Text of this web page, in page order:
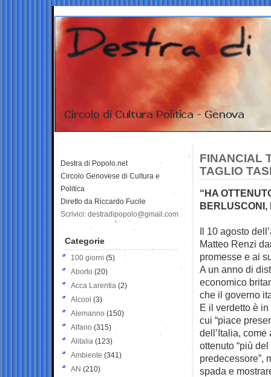
FINANCIAL
TAGLIO
“HA
BERLUSCONI,
Il 10 agosto
Matteo Renzi
promesse e ai
A un anno di
economico
che il governo
E il verdetto è
cui “piace
dell’Italia,
ottenuto “più
predecessore”,
spada e
Destra di Popolo.net
Circolo Genovese di Cultura e
Politica
Diretto da Riccardo Fucile
Scrivici: destradipopolo@gmail.com
Categorie
100 giorni (5)
Aborto (20)
Acca Larentia (2)
Alcool (3)
Alemanno (150)
Alfano (315)
Alitalia (123)
Ambiente (341)
AN (210)